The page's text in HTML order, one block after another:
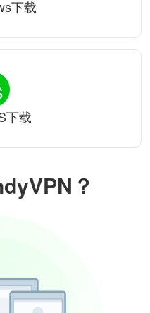
？
下载
下载